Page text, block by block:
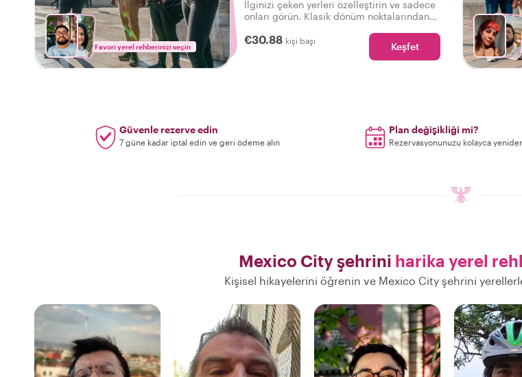
Favori yerel rehberinizi seçin
İlginizi çeken yerleri özelleştirin ve sadece
onları görün. Klasik dönüm noktalarından
bizim için emirdir!
€30.88 kişi başı Keşfet
Güvenle rezerve edin
7 güne kadar iptal edin ve geri ödeme alın
Plan değişikliği mi?
Rezervasyonunuzu kolayca
Mexico City şehrini harika yerel
Kişisel hikayelerini öğrenin ve Mexico City şehrini